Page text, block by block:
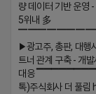
량 데이터 기반 운영
5위내 多
▶광고주, 총판, 대행
트너 관계 구축 - 개
대응
톡)주식회사 더 풀림